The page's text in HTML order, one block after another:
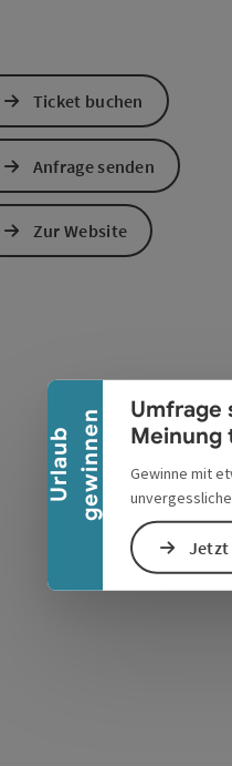
U
r
l
a
u
b
g
e
w
i
n
n
en
Banner einklappen
Umfrage
Meinung
Gewinne mit
Jetzt
öffnenöffnen
Ticket buchen
Anfrage senden
Zur Website